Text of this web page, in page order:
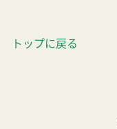
トップに戻る